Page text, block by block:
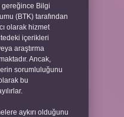
gereğince Bilgi
(BTK) tarafından
olarak hizmet
içerikleri
araştırma
Ancak,
sorumluluğunu
bu
aykırı olduğunu